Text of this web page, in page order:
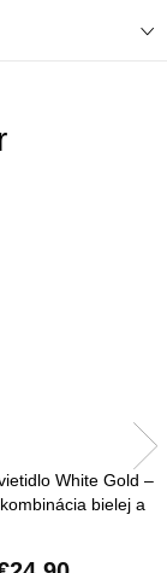
White Gold –
bielej a